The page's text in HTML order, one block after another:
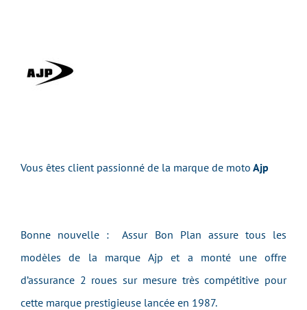
Vous êtes client passionné de la marque de moto Ajp
Bonne nouvelle : Assur Bon Plan assure tous les
modèles de la marque Ajp et a monté une offre
d’assurance 2 roues sur mesure très compétitive pour
cette marque prestigieuse lancée en 1987.